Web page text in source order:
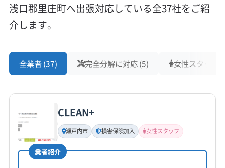
浅口郡里庄町へ出張対応している全37社をご紹
介します。
全業者 (37) 完全分解に対応 (5) 女性スタッフ
CLEAN+
瀬戸内市 損害保険加入 女性スタッフ
業者紹介